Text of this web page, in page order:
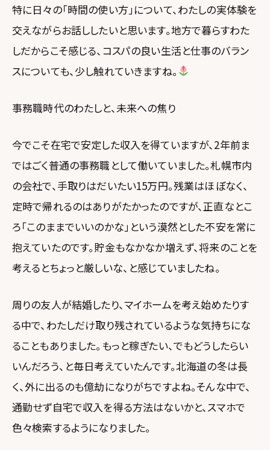
特に日々の「時間の使い方」について、わたしの実体験を
交えながらお話ししたいと思います。地方で暮らすわた
しだからこそ感じる、コスパの良い生活と仕事のバラン
スについても、少し触れていきますね。
事務職時代のわたしと、未来への焦り
今でこそ在宅で安定した収入を得ていますが、2年前ま
ではごく普通の事務職として働いていました。札幌市内
の会社で、手取りはだいたい15万円。残業はほぼなく、
定時で帰れるのはありがたかったのですが、正直なとこ
ろ「このままでいいのかな」という漠然とした不安を常に
抱えていたのです。貯金もなかなか増えず、将来のことを
考えるとちょっと厳しいな、と感じていましたね。
周りの友人が結婚したり、マイホームを考え始めたりす
る中で、わたしだけ取り残されているような気持ちにな
ることもありました。もっと稼ぎたい、でもどうしたらい
いんだろう、と毎日考えていたんです。北海道の冬は長
く、外に出るのも億劫になりがちですよね。そんな中で、
通勤せず自宅で収入を得る方法はないかと、スマホで
色々検索するようになりました。